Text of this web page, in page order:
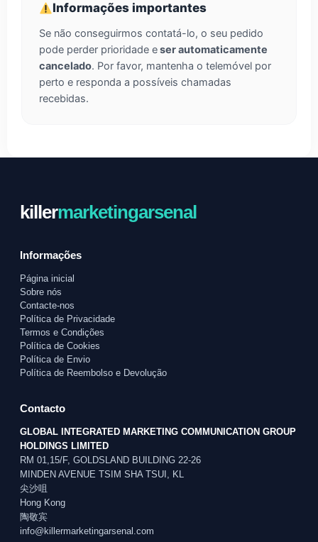
Informações importantes
Se não conseguirmos contatá-lo, o seu pedido
pode perder prioridade eser automaticamente
cancelado. Por favor, mantenha o telemóvel por
perto e responda a possíveis chamadas
recebidas.
killermarketingarsenal
Informações
Página inicial
Sobre nós
Contacte-nos
Política de Privacidade
Termos e Condições
Política de Cookies
Política de Envio
Política de Reembolso e Devolução
Contacto
GLOBAL INTEGRATED MARKETING COMMUNICATION GROUP
HOLDINGS LIMITED
RM 01,15/F, GOLDSLAND BUILDING 22-26
MINDEN AVENUE TSIM SHA TSUI, KL
尖沙咀
Hong Kong
陶敬宾
info@killermarketingarsenal.com